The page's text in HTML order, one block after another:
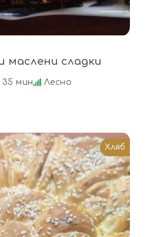
маслени сладки
35 мин Лесно
Хляб